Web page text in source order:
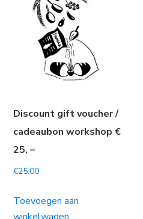
Discount gift voucher /
cadeaubon workshop €
25, –
€25.00
Toevoegen aan